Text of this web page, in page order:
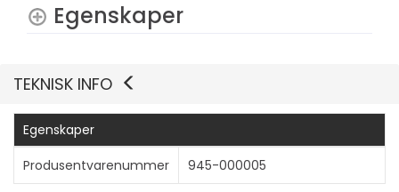
Egenskaper
TEKNISK INFO
Egenskaper
Produsentvarenummer
945-000005